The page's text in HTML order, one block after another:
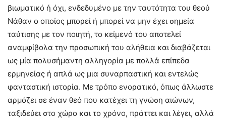
βιωματικό ή όχι, ενδεδυμένο με την ταυτότητα του θεού
Νάθαν ο οποίος μπορεί ή μπορεί να μην έχει σημεία
ταύτισης με τον ποιητή, το κείμενό του αποτελεί
αναμφίβολα την προσωπική του αλήθεια και διαβάζεται
ως μία πολυσήμαντη αλληγορία με πολλά επίπεδα
ερμηνείας ή απλά ως μια συναρπαστική και εντελώς
φανταστική ιστορία. Με τρόπο ενορατικό, όπως άλλωστε
αρμόζει σε έναν θεό που κατέχει τη γνώση αιώνων,
ταξιδεύει στο χώρο και το χρόνο, πράττει και λέγει, αλλά